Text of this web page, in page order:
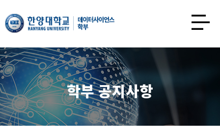
한양대학교
데이터사이언스학과
열기
학부 공지사항